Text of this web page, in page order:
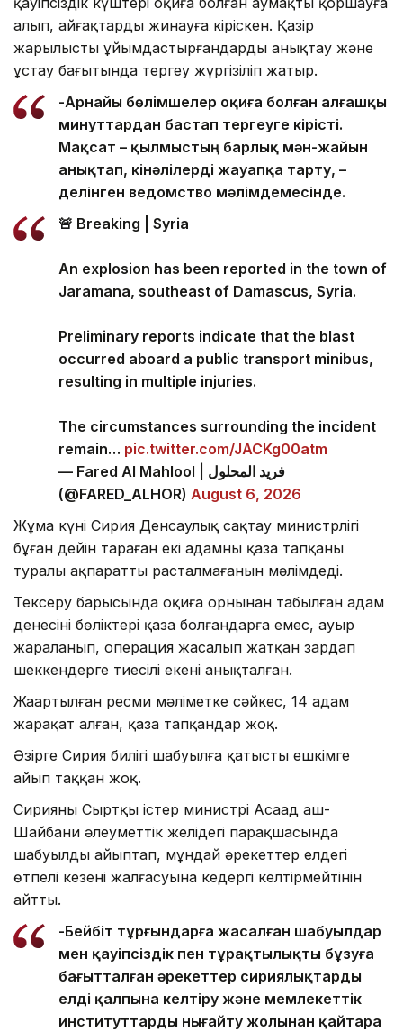
алып, айғақтарды жинауға кіріскен. Қазір
жарылысты ұйымдастырғандарды анықтау және
ұстау бағытында тергеу жүргізіліп жатыр.
-Арнайы бөлімшелер оқиға болған алғашқы
минуттардан бастап тергеуге кірісті.
Мақсат – қылмыстың барлық мән-жайын
анықтап, кінәлілерді жауапқа тарту, –
делінген ведомство мәлімдемесінде.
🚨 Breaking | Syria
An explosion has been reported in the town of
Jaramana, southeast of Damascus, Syria.
Preliminary reports indicate that the blast
occurred aboard a public transport minibus,
resulting in multiple injuries.
The circumstances surrounding the incident
remain… pic.twitter.com/JACKg00atm
— Fared Al Mahlool | فريد المحلول
(@FARED_ALHOR) August 6, 2026
Жұма күні Сирия Денсаулық сақтау министрлігі
бұған дейін тараған екі адамның қаза тапқаны
туралы ақпараттың расталмағанын мәлімдеді.
Тексеру барысында оқиға орнынан табылған адам
денесінің бөліктері қаза болғандарға емес, ауыр
жараланып, операция жасалып жатқан зардап
шеккендерге тиесілі екені анықталған.
Жаңартылған ресми мәліметке сәйкес, 14 адам
жарақат алған, қаза тапқандар жоқ.
Әзірге Сирия билігі шабуылға қатысты ешкімге
айып таққан жоқ.
Сирияның Сыртқы істер министрі Асаад аш-
Шайбани әлеуметтік желідегі парақшасында
шабуылды айыптап, мұндай әрекеттер елдегі
өтпелі кезеңнің жалғасуына кедергі келтірмейтінін
айтты.
-Бейбіт тұрғындарға жасалған шабуылдар
мен қауіпсіздік пен тұрақтылықты бұзуға
бағытталған әрекеттер сириялықтарды
елді қалпына келтіру және мемлекеттік
институттарды нығайту жолынан қайтара